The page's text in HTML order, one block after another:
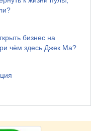
бизнес на
чём здесь Джек Ма?